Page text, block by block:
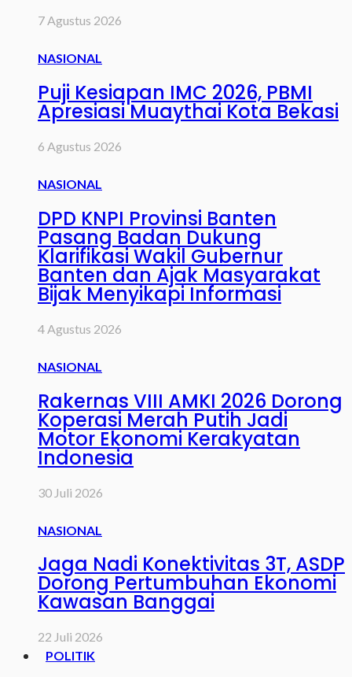
7 Agustus 2026
NASIONAL
Puji Kesiapan IMC 2026, PBMI
Apresiasi Muaythai Kota Bekasi
6 Agustus 2026
NASIONAL
DPD KNPI Provinsi Banten
Pasang Badan Dukung
Klarifikasi Wakil Gubernur
Banten dan Ajak Masyarakat
Bijak Menyikapi Informasi
4 Agustus 2026
NASIONAL
Rakernas VIII AMKI 2026 Dorong
Koperasi Merah Putih Jadi
Motor Ekonomi Kerakyatan
Indonesia
30 Juli 2026
NASIONAL
Jaga Nadi Konektivitas 3T, ASDP
Dorong Pertumbuhan Ekonomi
Kawasan Banggai
22 Juli 2026
POLITIK